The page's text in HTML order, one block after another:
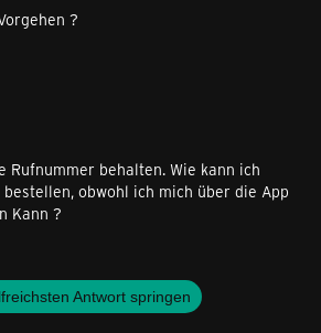
?
Rufnummer behalten. Wie kann ich
obwohl ich mich über die App
Kann ?
Antwort springen